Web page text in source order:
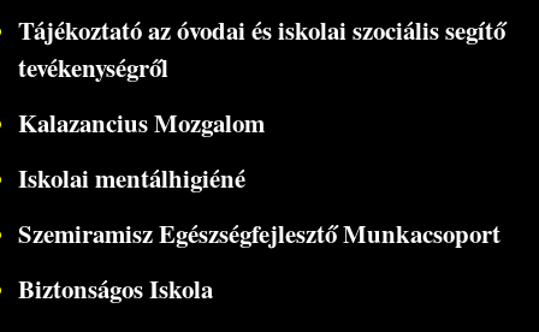
Tájékoztató az óvodai és iskolai szociális segítő
tevékenységről
Kalazancius Mozgalom
Iskolai mentálhigiéné
Szemiramisz Egészségfejlesztő Munkacsoport
Biztonságos Iskola